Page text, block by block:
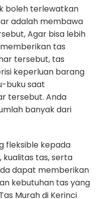
boleh terlewatkan
adalah membawa
Agar bisa lebih
tas
tersebut, tas
keperluan barang
buku saat
tersebut. Anda
banyak dari
fleksible kepada
kualitas tas, serta
dapat memberikan
kebutuhan tas yang
Murah di Kerinci